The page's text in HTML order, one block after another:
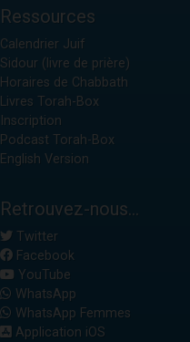
Ressources
Calendrier Juif
Sidour (livre de prière)
Horaires de Chabbath
Livres Torah-Box
Inscription
Podcast Torah-Box
English Version
Retrouvez-nous...
Twitter
Facebook
YouTube
WhatsApp
WhatsApp Femmes
Application iOS